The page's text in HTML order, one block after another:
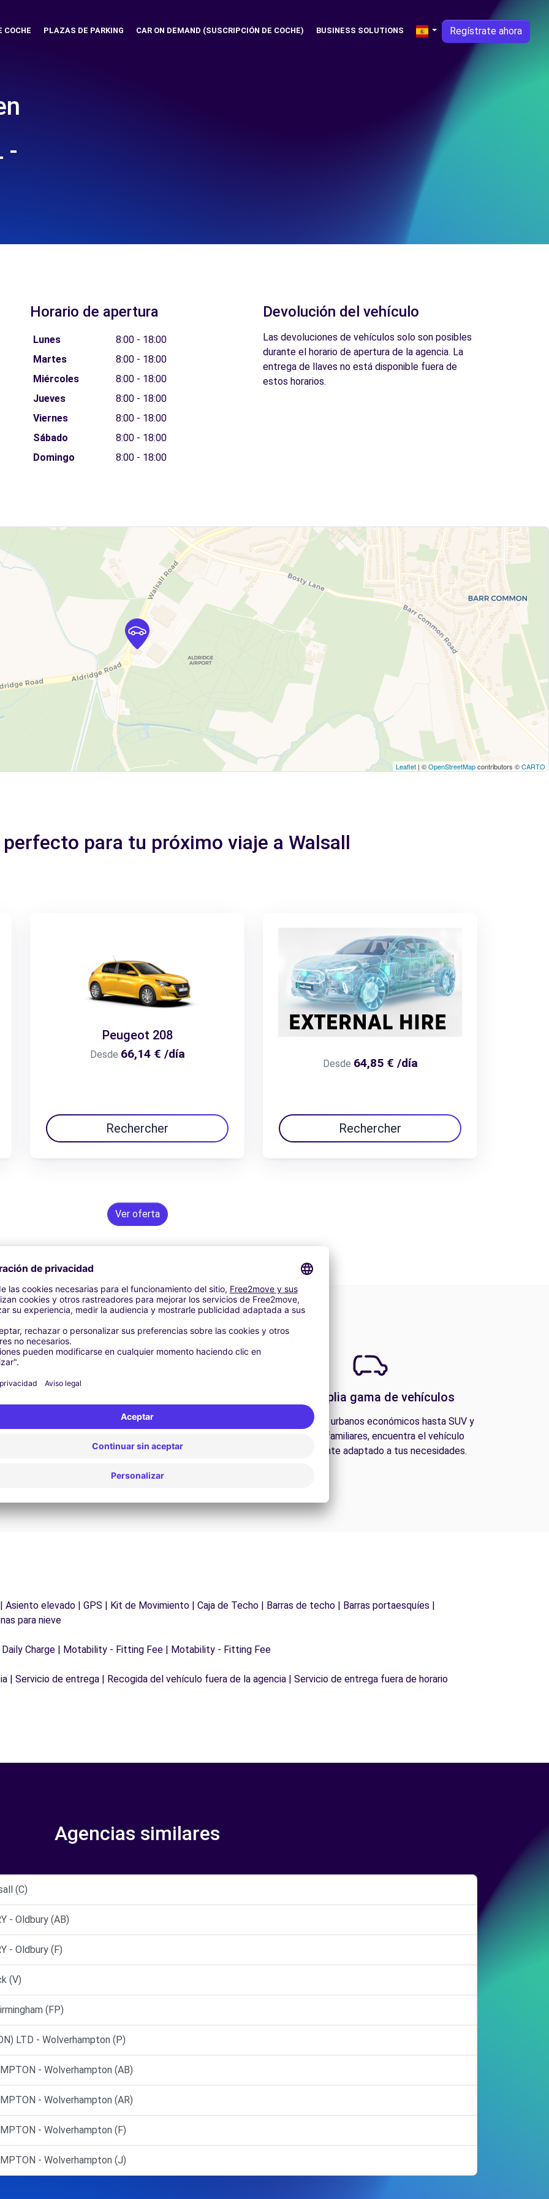
COCHE PLAZAS DE PARKING CAR ON DEMAND (SUSCRIPCIÓN DE COCHE) BUSINESS SOLUTIONS Regístrate ahora
-
Horario de apertura
Lunes
8:00 - 18:00
Martes
8:00 - 18:00
Miércoles
8:00 - 18:00
Jueves
8:00 - 18:00
Viernes
8:00 - 18:00
Sábado
8:00 - 18:00
Domingo
8:00 - 18:00
Devolución del vehículo
Las devoluciones de vehículos solo son posibles
durante el horario de apertura de la agencia. La
entrega de llaves no está disponible fuera de
estos horarios.
Leaflet | ©OpenStreetMapcontributors ©CARTO
para tu próximo viaje a Walsall
Peugeot 208
Desde 66,14 € /día
Rechercher
Desde 64,85 € /día
Rechercher
Ver oferta
¿Problemas en la carretera? Nuestro servicio de
para garantizar un viaje sin interrupciones.
Una amplia gama de vehículos
Desde coches urbanos económicos hasta SUV y
furgonetas familiares, encuentra el vehículo
perfectamente adaptado a tus necesidades.
elevado | GPS | Kit de Movimiento | Caja de Techo | Barras de techo | Barras portaesquíes |
para nieve
Charge | Motability - Fitting Fee | Motability - Fitting Fee
| Servicio de entrega | Recogida del vehículo fuera de la agencia | Servicio de entrega fuera de horario
Agencias similares
(C)
- Oldbury (AB)
- Oldbury (F)
(V)
(FP)
LTD - Wolverhampton (P)
- Wolverhampton (AB)
- Wolverhampton (AR)
- Wolverhampton (F)
- Wolverhampton (J)